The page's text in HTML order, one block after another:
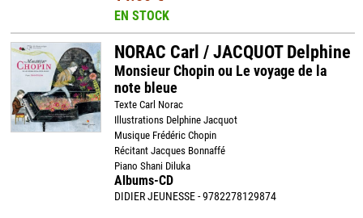
EN STOCK
NORAC Carl / JACQUOT Delphine
Monsieur Chopin ou Le voyage de la
note bleue
Texte Carl Norac
Illustrations Delphine Jacquot
Musique Frédéric Chopin
Récitant Jacques Bonnaffé
Piano Shani Diluka
Albums-CD
DIDIER JEUNESSE - 9782278129874